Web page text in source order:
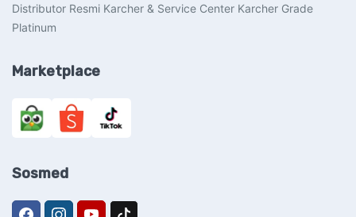
Distributor Resmi Karcher & Service Center Karcher Grade
Platinum
Marketplace
Sosmed